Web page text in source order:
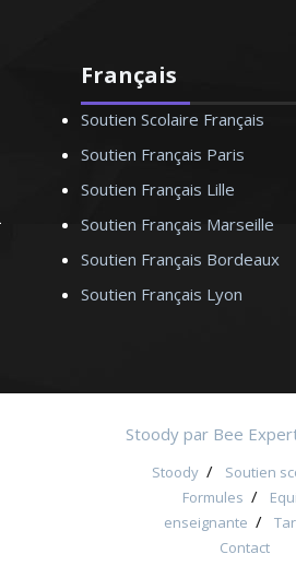
Français
Soutien Scolaire Français
Soutien Français Paris
Soutien Français Lille
Soutien Français Marseille
Soutien Français Bordeaux
Soutien Français Lyon
Stoody par Bee
Stoody / Soutien
Formules /
enseignante /
Contact